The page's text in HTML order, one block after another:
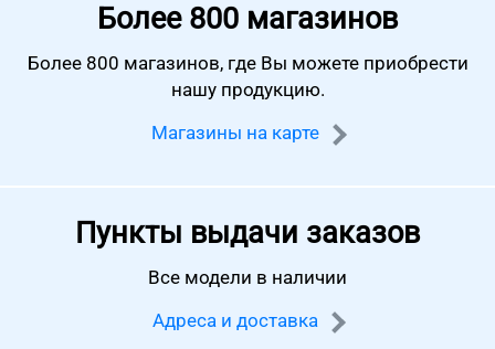
Более 800 магазинов
Более 800 магазинов, где Вы можете приобрести
нашу продукцию.
Магазины на карте
Пункты выдачи заказов
Все модели в наличии
Адреса и доставка